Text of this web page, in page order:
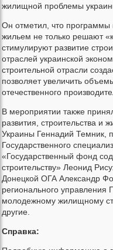
жилищной проблемы
Он отметил, что
жильем не только решают
стимулируют развитие
отраслей украинской
строительной отрасли
позволяет увеличить
отечественного
В мероприятии также
развития, строительства и
Украины Геннадий Темник,
Государственного
«Государственный фонд
строительству» Леонид
Донецкой ОГА Александр
регионального управления
молодежному жилищному
другие.
Справка: